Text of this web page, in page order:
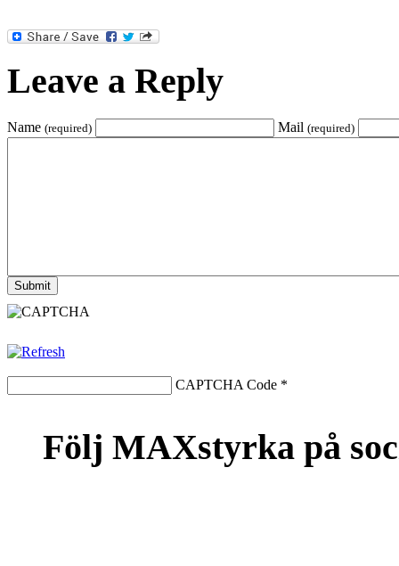
Leave a Reply
Name (required) Mail (required)
CAPTCHA Code *
Följ MAXstyrka på